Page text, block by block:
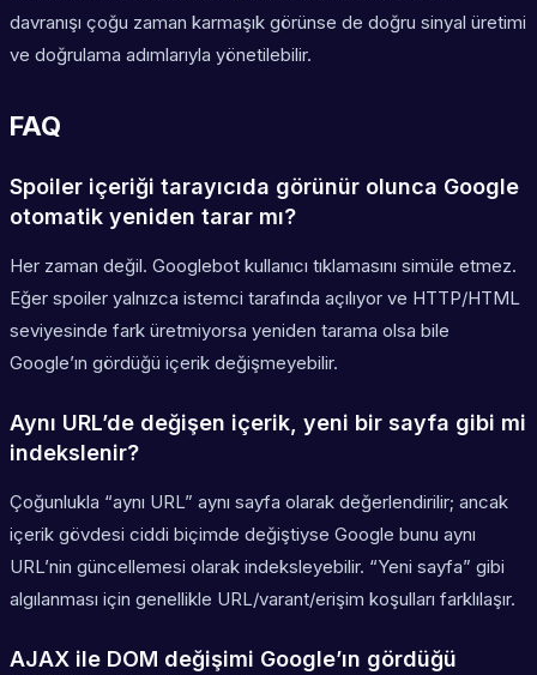
davranışı çoğu zaman karmaşık görünse de doğru sinyal üretimi
ve doğrulama adımlarıyla yönetilebilir.
FAQ
Spoiler içeriği tarayıcıda görünür olunca Google
otomatik yeniden tarar mı?
Her zaman değil. Googlebot kullanıcı tıklamasını simüle etmez.
Eğer spoiler yalnızca istemci tarafında açılıyor ve HTTP/HTML
seviyesinde fark üretmiyorsa yeniden tarama olsa bile
Google’ın gördüğü içerik değişmeyebilir.
Aynı URL’de değişen içerik, yeni bir sayfa gibi mi
indekslenir?
Çoğunlukla “aynı URL” aynı sayfa olarak değerlendirilir; ancak
içerik gövdesi ciddi biçimde değiştiyse Google bunu aynı
URL’nin güncellemesi olarak indeksleyebilir. “Yeni sayfa” gibi
algılanması için genellikle URL/varant/erişim koşulları farklılaşır.
AJAX ile DOM değişimi Google’ın gördüğü